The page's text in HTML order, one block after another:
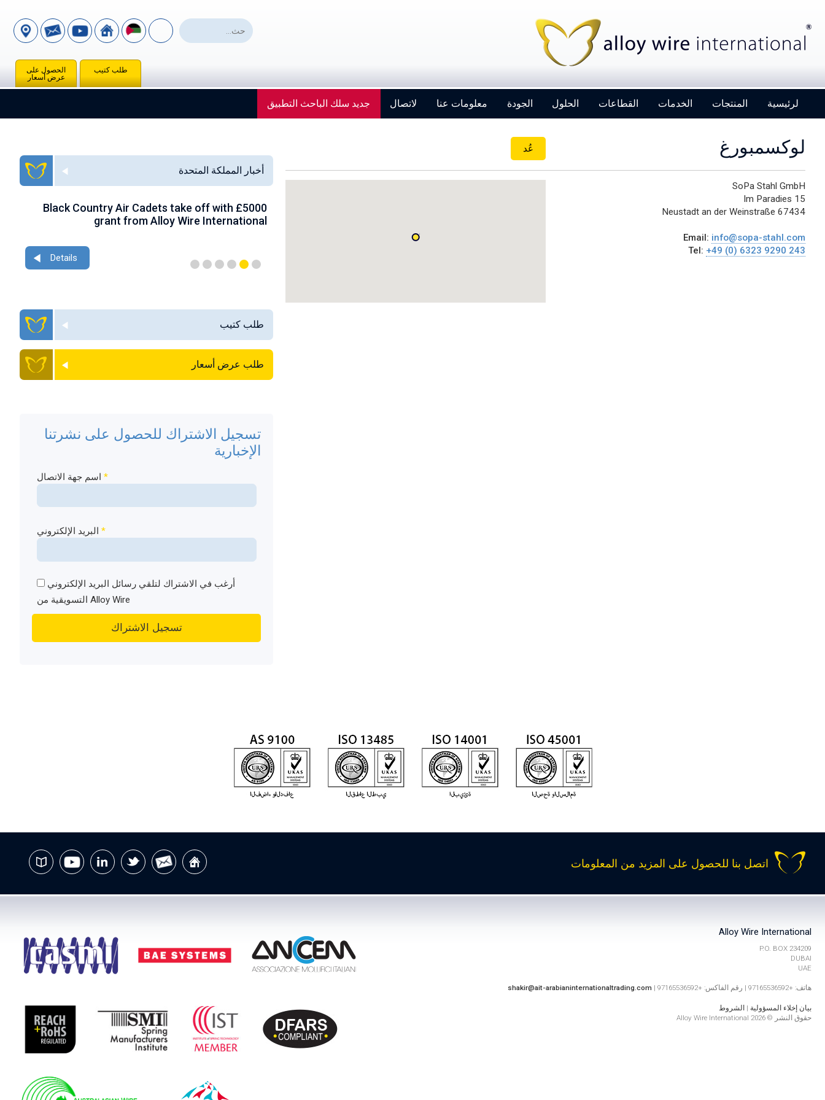
الحصول على
عرض أسعار
طلب كتيب
لرئيسية المنتجات الخدمات القطاعات الحلول الجودة معلومات عنا لاتصال جديد سلك الباحث التطبيق
لوكسمبورغ عُد
SoPa Stahl GmbH
Im Paradies 15
67434 Neustadt an der Weinstraße
Email: info@sopa-stahl.com
Tel: +49 (0) 6323 9290 243
أخبار المملكة المتحدة
Alloy Wire International to toast its 80th
Black Country Air Cadets take off with £5000
grant from Alloy Wire International
Details
طلب كتيب
طلب عرض أسعار
تسجيل الاشتراك للحصول على نشرتنا
الإخبارية
*
*
أرغب في الاشتراك لتلقي رسائل البريد الإلكتروني
التسويقية من Alloy Wire
اتصل بنا للحصول على المزيد من المعلومات
Alloy Wire International
P.O. BOX 234209
DUBAI
UAE
هاتف: +97165536592 | رقم الفاكس: +97165536592 | shakir@ait-arabianinternationaltrading.com
بيان إخلاء المسؤولية | الشروط
حقوق النشر © 2026 Alloy Wire International